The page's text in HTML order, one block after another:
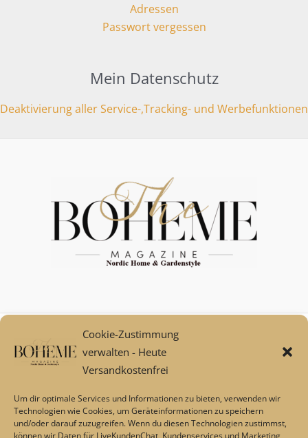
Cookie-Zustimmung
verwalten - Heute
Versandkostenfrei
Um dir optimale Services und Informationen zu bieten, verwenden wir
Technologien wie Cookies, um Geräteinformationen zu speichern
und/oder darauf zuzugreifen. Wenn du diesen Technologien zustimmst,
können wir Daten für LiveKundenChat, Kundenservices und Marketing
Adressen
Passwort vergessen
Mein Datenschutz
Deaktivierung aller Service-,Tracking- und Werbefunktionen
Mein Konto
Zahlungsarten
Versand und Retoure****
AGB
Impressum